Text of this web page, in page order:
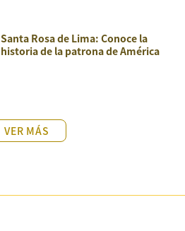
Santa Rosa de Lima: Conoce la
historia de la patrona de América
VER MÁS